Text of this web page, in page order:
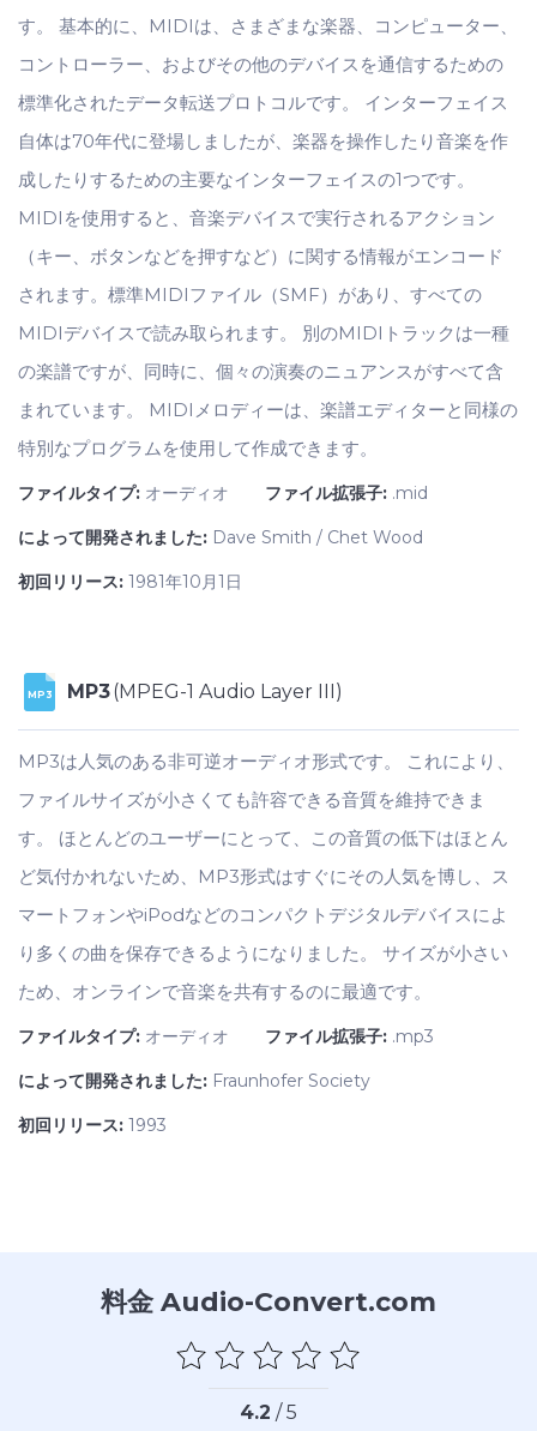
す。 基本的に、MIDIは、さまざまな楽器、コンピューター、
コントローラー、およびその他のデバイスを通信するための
標準化されたデータ転送プロトコルです。 インターフェイス
自体は70年代に登場しましたが、楽器を操作したり音楽を作
成したりするための主要なインターフェイスの1つです。
MIDIを使用すると、音楽デバイスで実行されるアクション
（キー、ボタンなどを押すなど）に関する情報がエンコード
されます。標準MIDIファイル（SMF）があり、すべての
MIDIデバイスで読み取られます。 別のMIDIトラックは一種
の楽譜ですが、同時に、個々の演奏のニュアンスがすべて含
まれています。 MIDIメロディーは、楽譜エディターと同様の
特別なプログラムを使用して作成できます。
ファイルタイプ: オーディオ ファイル拡張子: .mid
によって開発されました: Dave Smith / Chet Wood
初回リリース: 1981年10月1日
MP3 MP3(MPEG-1 Audio Layer III)
MP3は人気のある非可逆オーディオ形式です。 これにより、
ファイルサイズが小さくても許容できる音質を維持できま
す。 ほとんどのユーザーにとって、この音質の低下はほとん
ど気付かれないため、MP3形式はすぐにその人気を博し、ス
マートフォンやiPodなどのコンパクトデジタルデバイスによ
り多くの曲を保存できるようになりました。 サイズが小さい
ため、オンラインで音楽を共有するのに最適です。
ファイルタイプ: オーディオ ファイル拡張子: .mp3
によって開発されました: Fraunhofer Society
初回リリース: 1993
料金 Audio-Convert.com
4.2 / 5